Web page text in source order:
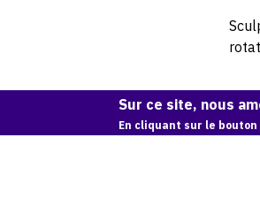
Sur ce site, nous
En cliquant sur le